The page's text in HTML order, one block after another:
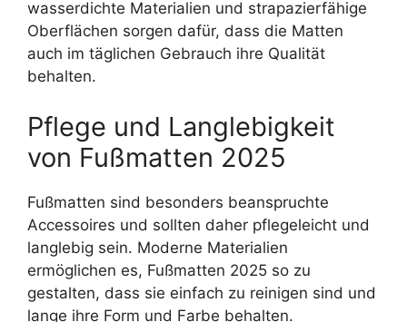
wasserdichte Materialien und strapazierfähige
Oberflächen sorgen dafür, dass die Matten
auch im täglichen Gebrauch ihre Qualität
behalten.
Pflege und Langlebigkeit
von Fußmatten 2025
Fußmatten sind besonders beanspruchte
Accessoires und sollten daher pflegeleicht und
langlebig sein. Moderne Materialien
ermöglichen es, Fußmatten 2025 so zu
gestalten, dass sie einfach zu reinigen sind und
lange ihre Form und Farbe behalten.